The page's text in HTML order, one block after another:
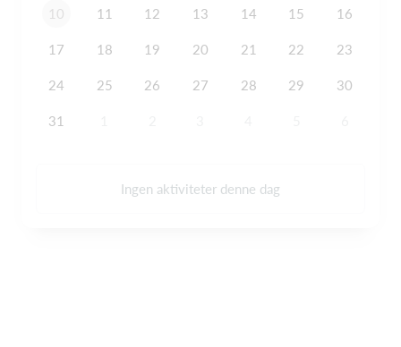
10 11 12 13 14 15 16
17 18 19 20 21 22 23
24 25 26 27 28 29 30
31
Ingen aktiviteter denne dag